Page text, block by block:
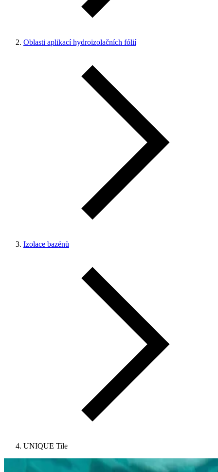
Oblasti aplikací hydroizolačních fólií
Izolace bazénů
UNIQUE Tile